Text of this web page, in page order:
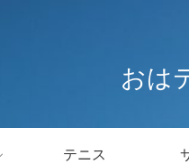
おは
テニス